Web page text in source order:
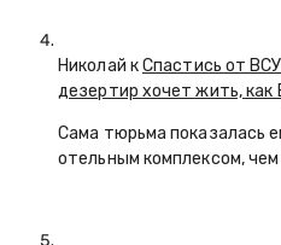
Николай кСпастись от
дезертир хочет жить, как
Сама тюрьма показалась
отельным комплексом,